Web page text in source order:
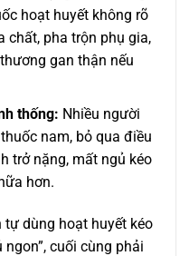
hoạt huyết không rõ
chất, pha trộn phụ gia,
gan thận nếu
thống: Nhiều người
nam, bỏ qua điều
trở nặng, mất ngủ kéo
hơn.
dùng hoạt huyết kéo
cuối cùng phải